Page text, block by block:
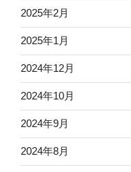
2025年2月
2025年1月
2024年12月
2024年10月
2024年9月
2024年8月